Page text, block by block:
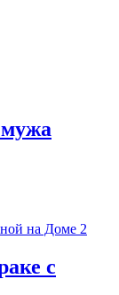
мужа
с